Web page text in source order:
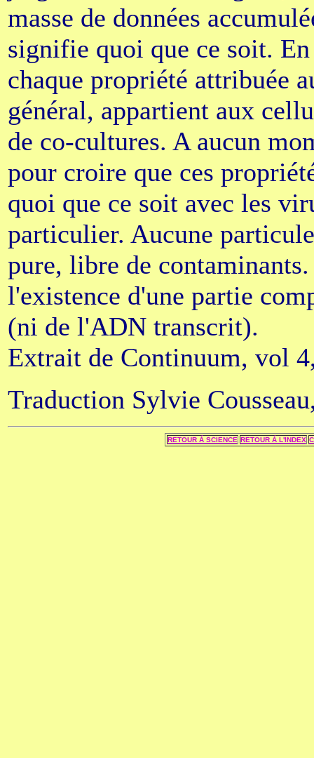
masse de données
signifie quoi que ce soit.
chaque propriété attribuée
général, appartient aux
de co-cultures. A aucun
pour croire que ces
quoi que ce soit avec les
particulier. Aucune
pure, libre de
l'existence d'une partie
(ni de l'ADN transcrit).
Extrait de Continuum, vol
Traduction Sylvie
RETOUR Á SCIENCE RETOUR Á L'INDEX